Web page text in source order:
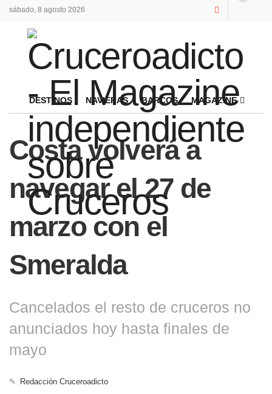
sábado, 8 agosto 2026
DESTINOS NAVIERAS BARCOS MAGAZINE
Costa volverá a
navegar el 27 de
marzo con el
Smeralda
Cancelados el resto de cruceros no
anunciados hoy hasta finales de
mayo
✎
Redacción Cruceroadicto